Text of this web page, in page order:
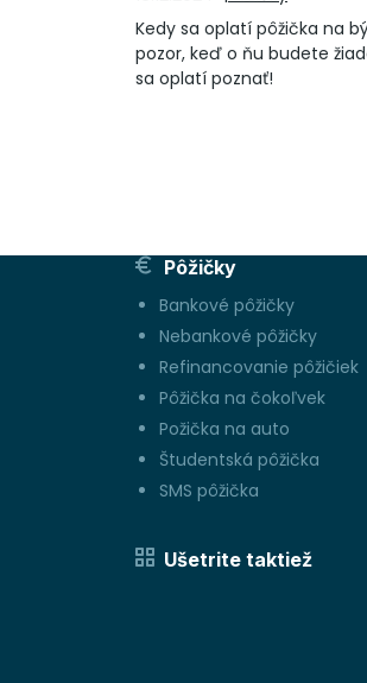
Kedy sa oplatí pôžička na
pozor, keď o ňu budete
sa oplatí poznať!
Pôžičky
Bankové pôžičky
Nebankové pôžičky
Refinancovanie pôžičiek
Pôžička na čokoľvek
Požička na auto
Študentská pôžička
SMS pôžička
Ušetrite taktiež